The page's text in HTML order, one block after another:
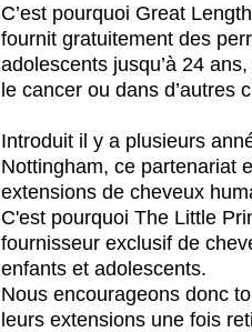
C’est pourquoi Great
fournit gratuitement des
adolescents jusqu’à 24
le cancer ou dans d’autres
Introduit il y a plusieurs
Nottingham, ce partenariat
extensions de cheveux
C'est pourquoi The Little
fournisseur exclusif de
enfants et adolescents.
Nous encourageons donc
leurs extensions une fois